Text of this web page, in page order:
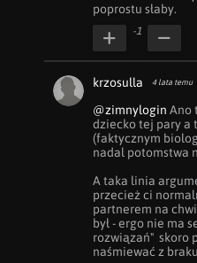
poprostu słaby.
-1
krzosulla 4 lata temu
@zimnylogin Ano
dziecko tej pary a
(faktycznym
nadal potomstwa
A taka linia
przecież ci
partnerem na
był - ergo nie ma
rozwiązań"  skoro
naśmiewać z